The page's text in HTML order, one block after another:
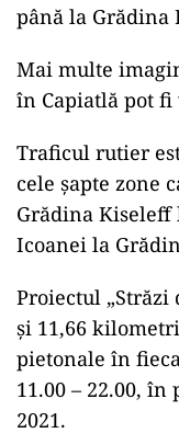
până la Grădina
Mai multe
în Capiatlă pot fi